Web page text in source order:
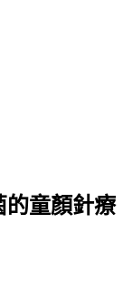
的童顏針療